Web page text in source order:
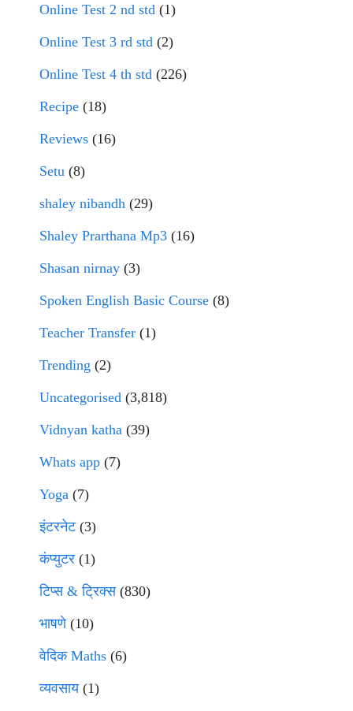
Online Test 2 nd std (1)
Online Test 3 rd std (2)
Online Test 4 th std (226)
Recipe (18)
Reviews (16)
Setu (8)
shaley nibandh (29)
Shaley Prarthana Mp3 (16)
Shasan nirnay (3)
Spoken English Basic Course (8)
Teacher Transfer (1)
Trending (2)
Uncategorised (3,818)
Vidnyan katha (39)
Whats app (7)
Yoga (7)
इंटरनेट(3)
कंप्युटर (1)
टिप्स & ट्रिक्स(830)
भाषणे(10)
वेदिक Maths (6)
व्यवसाय(1)